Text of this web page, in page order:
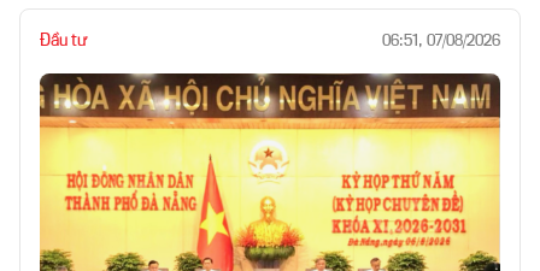
Đầu tư 06:51, 07/08/2026